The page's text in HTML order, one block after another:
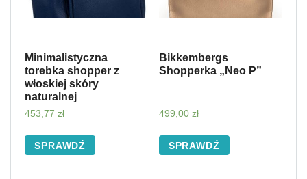
Minimalistyczna
torebka shopper z
włoskiej skóry
naturalnej
453,77 zł
SPRAWDŹ
Bikkembergs
Shopperka „Neo P”
499,00 zł
SPRAWDŹ